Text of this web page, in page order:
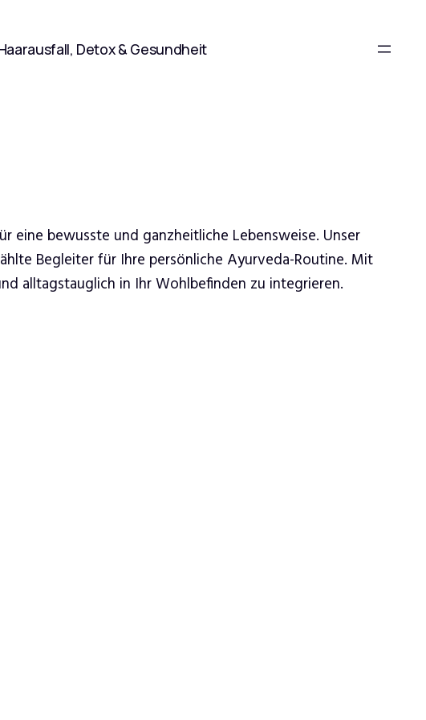
Detox & Gesundheit
eine bewusste und ganzheitliche Lebensweise. Unser
Begleiter für Ihre persönliche Ayurveda-Routine. Mit
alltagstauglich in Ihr Wohlbefinden zu integrieren.